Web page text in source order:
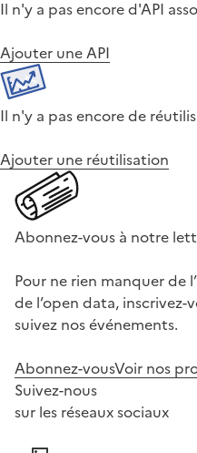
Il n'y a pas encore d'API
Ajouter une API
Il n'y a pas encore de
Ajouter une réutilisation
Abonnez-vous à notre
Pour ne rien manquer de
de l’open data,
suivez nos événements.
Abonnez-vousVoir nos
Suivez-nous
sur les réseaux sociaux